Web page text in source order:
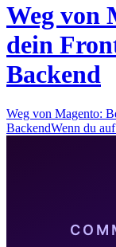
Weg von
dein
Backend
Weg von Magento:
BackendWenn du